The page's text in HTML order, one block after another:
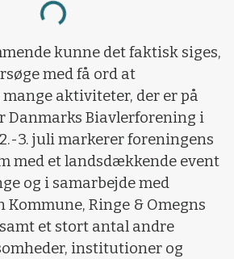
Loading...kunne det faktisk siges,
med få ord at
aktiviteter, der er på
Danmarks Biavlerforening i
3. juli markerer foreningens
med et landsdækkende event
og i samarbejde med
Ringe & Omegns
et stort antal andre
institutioner og